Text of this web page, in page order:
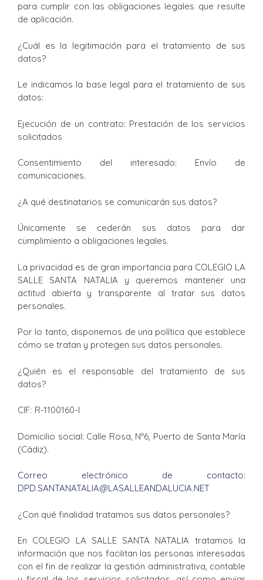
para cumplir con las obligaciones legales que resulte
de aplicación.
¿Cuál es la legitimación para el tratamiento de sus
datos?
Le indicamos la base legal para el tratamiento de sus
datos:
Ejecución de un contrato: Prestación de los servicios
solicitados
Consentimiento del interesado: Envío de
comunicaciones.
¿A qué destinatarios se comunicarán sus datos?
Únicamente se cederán sus datos para dar
cumplimiento a obligaciones legales.
La privacidad es de gran importancia para COLEGIO LA
SALLE SANTA NATALIA y queremos mantener una
actitud abierta y transparente al tratar sus datos
personales.
Por lo tanto, disponemos de una política que establece
cómo se tratan y protegen sus datos personales.
¿Quién es el responsable del tratamiento de sus
datos?
CIF: R-1100160-I
Domicilio social: Calle Rosa, Nº6, Puerto de Santa María
(Cádiz).
Correo electrónico de contacto:
DPD.SANTANATALIA@LASALLEANDALUCIA.NET
¿Con qué finalidad tratamos sus datos personales?
En COLEGIO LA SALLE SANTA NATALIA tratamos la
información que nos facilitan las personas interesadas
con el fin de realizar la gestión administrativa, contable